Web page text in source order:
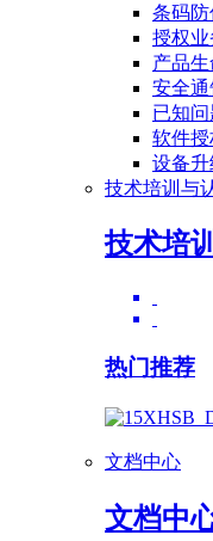
条码
授权业
产品
安全通
已知
软件
设备
技术培训与
技术培
热门推荐
文档中心
文档中